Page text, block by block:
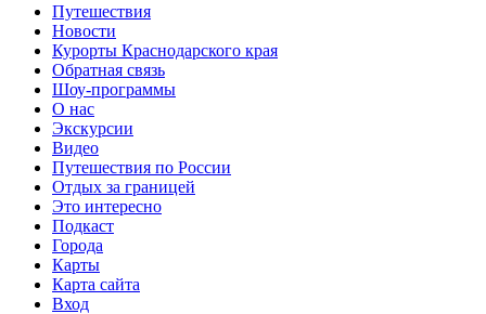
Путешествия
Новости
Курорты Краснодарского края
Обратная связь
Шоу-программы
О нас
Экскурсии
Видео
Путешествия по России
Отдых за границей
Это интересно
Подкаст
Города
Карты
Карта сайта
Вход